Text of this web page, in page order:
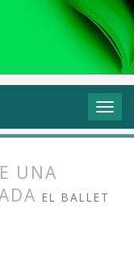
Investigación en danza
UNA
EL BALLET